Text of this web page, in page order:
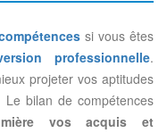
si vous êtes
professionnelle.
projeter vos aptitudes
bilan de compétences
vos acquis et